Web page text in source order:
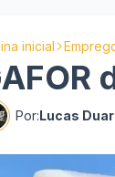
inicial
Por:Lucas